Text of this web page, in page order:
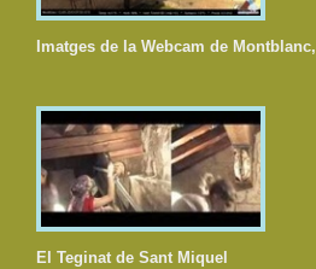
Imatges de la Webcam de Montblanc,
El Teginat de Sant Miquel